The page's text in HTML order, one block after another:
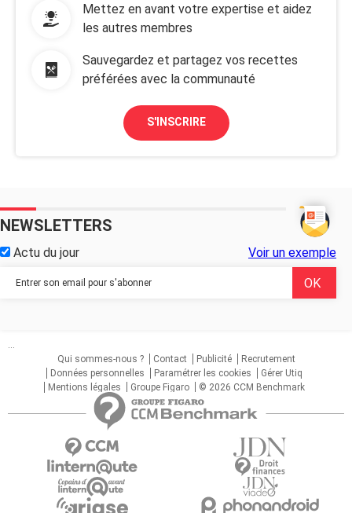
Mettez en avant votre expertise et aidez
les autres membres
Sauvegardez et partagez vos recettes
préférées avec la communauté
S'INSCRIRE
NEWSLETTERS
Actu du jour Voir un exemple
...
Qui sommes-nous ?
Contact Publicité
Recrutement
Données personnelles
Paramétrer les cookies
Gérer Utiq
Mentions légales
Groupe Figaro © 2026 CCM Benchmark